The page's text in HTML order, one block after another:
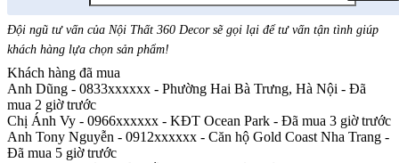
Đội ngũ tư vấn của Nội Thất 360 Decor sẽ gọi lại để tư vấn tận tình giúp
khách hàng lựa chọn sản phẩm!
Khách hàng đã mua
Anh Dũng - 0833xxxxxx - Phường Hai Bà Trưng, Hà Nội - Đã
mua 2 giờ trước
Chị Ánh Vy - 0966xxxxxx - KĐT Ocean Park - Đã mua 3 giờ trước
Anh Tony Nguyễn - 0912xxxxxx - Căn hộ Gold Coast Nha Trang -
Đã mua 5 giờ trước